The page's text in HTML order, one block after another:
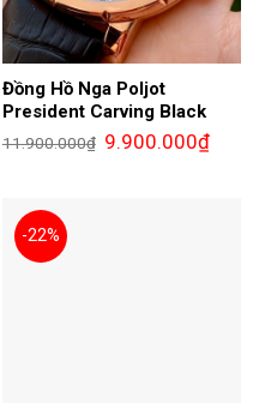
Đồng Hồ Nga Poljot
President Carving Black
11.900.000₫ Giá
gốc
9.900.000₫Giá
hiện
-22%